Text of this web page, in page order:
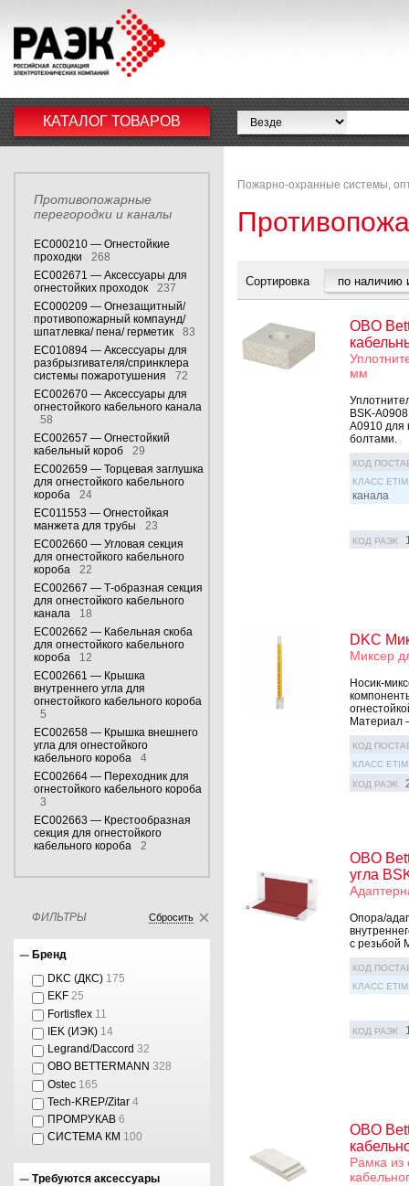
КАТАЛОГ ТОВАРОВ
Противопожарные
перегородки и каналы
EC000210 — Огнестойкие
проходки
268
EC002671 — Аксессуары для
огнестойких проходок
237
EC000209 — Огнезащитный/
противопожарный компаунд/
шпатлевка/ пена/ герметик
83
EC010894 — Аксессуары для
разбрызгивателя/спринклера
системы пожаротушения
72
EC002670 — Аксессуары для
огнестойкого кабельного канала
58
EC002657 — Огнестойкий
кабельный короб
29
EC002659 — Торцевая заглушка
для огнестойкого кабельного
короба
24
EC011553 — Огнестойкая
манжета для трубы
23
EC002660 — Угловая секция
для огнестойкого кабельного
короба
22
EC002667 — Т-образная секция
для огнестойкого кабельного
канала
18
EC002662 — Кабельная скоба
для огнестойкого кабельного
короба
12
EC002661 — Крышка
внутреннего угла для
огнестойкого кабельного короба
5
EC002658 — Крышка внешнего
угла для огнестойкого
кабельного короба
4
EC002664 — Переходник для
огнестойкого кабельного короба
3
EC002663 — Крестообразная
секция для огнестойкого
кабельного короба
2
ФИЛЬТРЫ Сбросить
Бренд
DKC (ДКС) 175
EKF 25
Fortisflex 11
IEK (ИЭК) 14
Legrand/Daccord 32
OBO BETTERMANN 328
Ostec 165
Tech-KREP/Zitar 4
ПРОМРУКАВ 6
СИСТЕМА КМ 100
Требуются аксессуары
Пожарно-охранные системы,
Сортировка
OBO
мм
BSK-
A0910 для
болтами.
КОД
КЛАСС ETIM
канала
КОД РАЭК
DKC
Миксер
Носик-
Материал
КОД
КЛАСС ETIM
КОД РАЭК
OBO
угла
Опора/
с резьбой
КОД
КЛАСС ETIM
КОД РАЭК
OBO
Рамка из